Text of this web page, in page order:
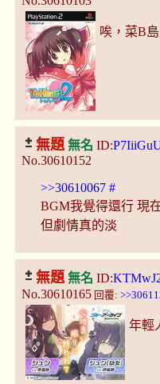
唉，菜B
無題無名 ID:
No.30610152
>>30610067#
BGM我覺得還行 現
但劇情真的淡
無題無名 ID:
No.30610165回覆:
年輕